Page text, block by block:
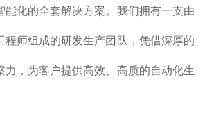
能化的全套解决⽅案。我们拥有⼀⽀由
程师组成的研发⽣产团队，凭借深厚的
⼒，为客户提供⾼效、⾼质的⾃动化⽣